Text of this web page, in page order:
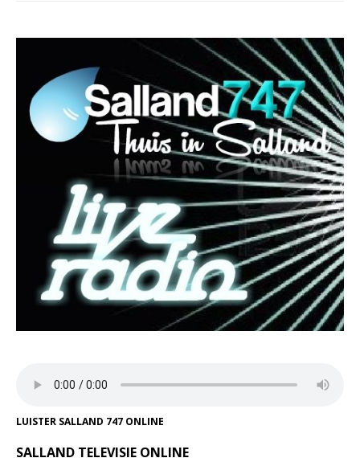
LUISTER SALLAND 747 ONLINE
SALLAND TELEVISIE ONLINE